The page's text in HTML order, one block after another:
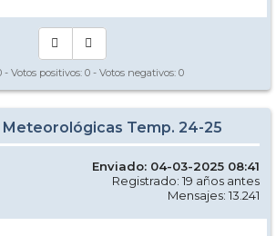
- Votos positivos: 0 - Votos negativos: 0
Meteorológicas Temp. 24-25
Enviado: 04-03-2025 08:41
Registrado: 19 años antes
Mensajes: 13.241